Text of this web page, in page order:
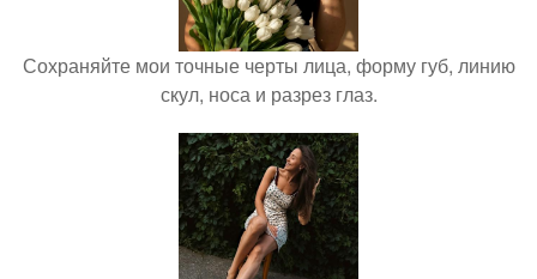
Сохраняйте мои точные черты лица, форму губ, линию
скул, носа и разрез глаз.